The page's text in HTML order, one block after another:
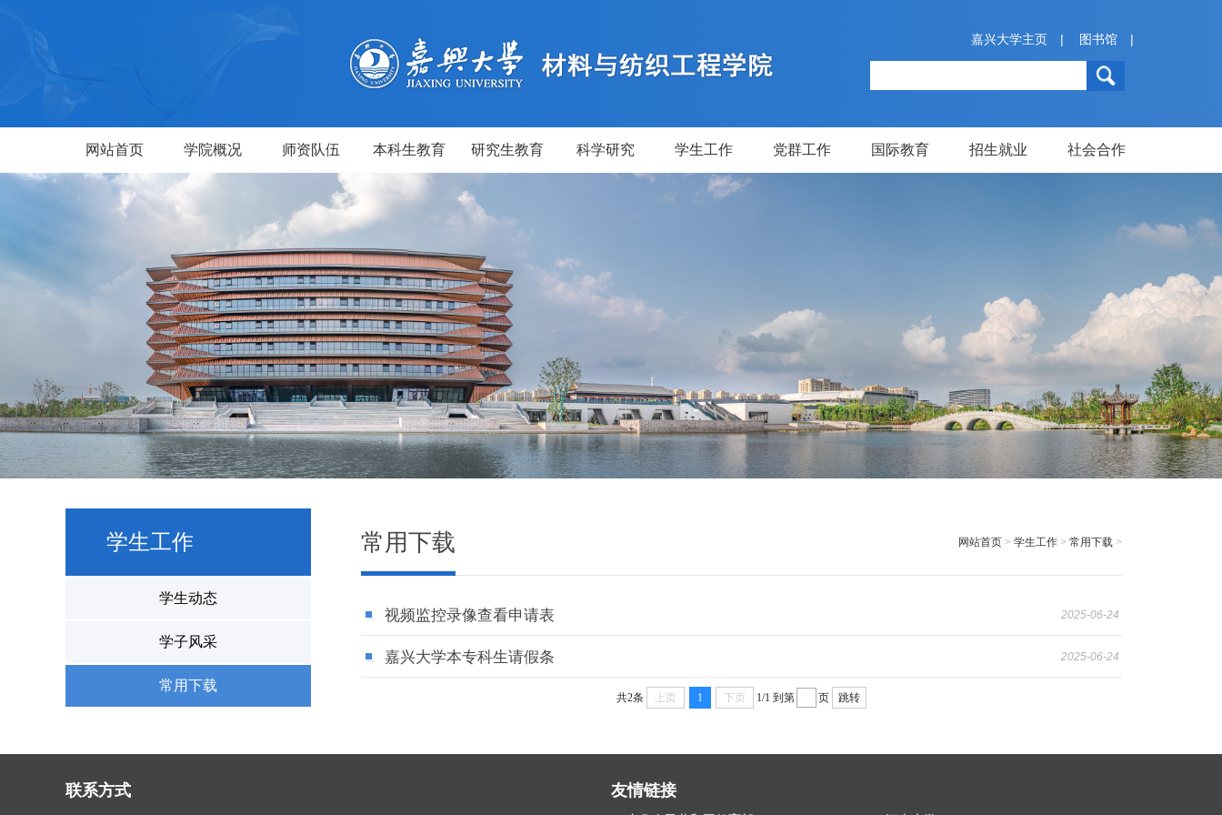
嘉兴大学主页 | 图书馆 |
网站首页 学院概况 师资队伍 本科生教育 研究生教育 科学研究 学生工作 党群工作 国际教育 招生就业 社会合作
学生工作
学生动态
学子风采
常用下载
常用下载 网站首页 > 学生工作 > 常用下载 >
视频监控录像查看申请表 2025-06-24
嘉兴大学本专科生请假条 2025-06-24
共2条 上页 1 下页 1/1 到第 页 跳转
联系方式 友情链接